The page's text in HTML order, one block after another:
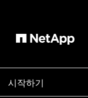
시작하기